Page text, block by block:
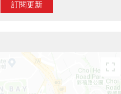
訂閱更新